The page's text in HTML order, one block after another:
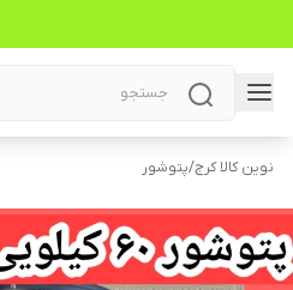
نوین کالا کرج/پتوشور